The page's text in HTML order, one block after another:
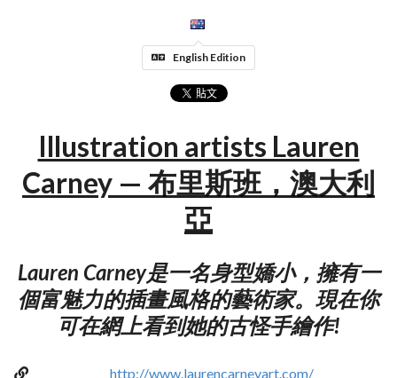
English Edition
Illustration artists Lauren
Carney — 布里斯班，澳大利
亞
Lauren Carney是一名身型嬌小，擁有一
個富魅力的插畫風格的藝術家。現在你
可在網上看到她的古怪手繪作!
http://www.laurencarneyart.com/